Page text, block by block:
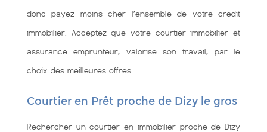
donc payez moins cher l’ensemble de votre crédit
immobilier. Acceptez que votre courtier immobilier et
assurance emprunteur, valorise son travail, par le
choix des meilleures offres.
Courtier en Prêt proche de Dizy le gros
Rechercher un courtier en immobilier proche de Dizy